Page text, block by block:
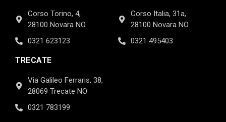
Corso Torino, 4,
28100 Novara NO
0321 623123
Corso Italia, 31a,
28100 Novara NO
0321 495403
TRECATE
Via Galileo Ferraris, 38,
28069 Trecate NO
0321 783199